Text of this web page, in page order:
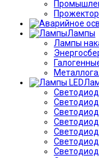
Лампы
Лампы